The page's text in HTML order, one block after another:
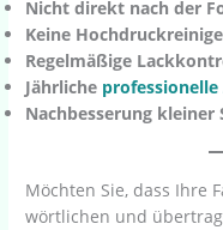
Nicht direkt nach der
Keine
Regelmäßige
Jährliche
Nachbesserung kleiner
Möchten Sie, dass Ihre
wörtlichen und